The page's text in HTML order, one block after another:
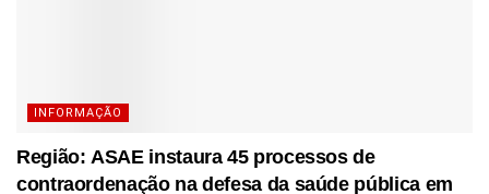
INFORMAÇÃO
Região: ASAE instaura 45 processos de
contraordenação na defesa da saúde pública em